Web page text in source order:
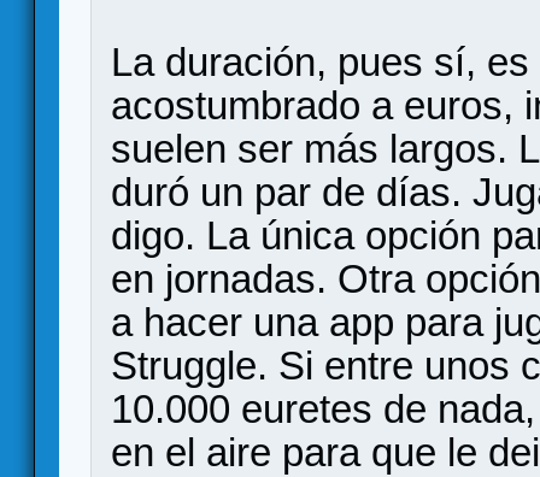
La duración, pues sí,
acostumbrado a euros,
suelen ser más largos.
duró un par de días.
digo. La única opción
en jornadas. Otra
a hacer una app para
Struggle. Si entre unos
10.000 euretes de
en el aire para que le